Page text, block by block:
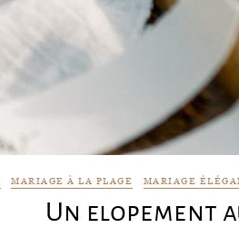
MARIAGE À LA PLAGE MARIAGE
Un elopement